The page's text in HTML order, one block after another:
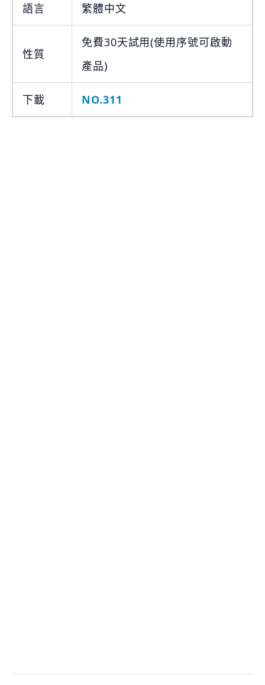
語言 繁體中文
性質
免費30天試用(使用序號可啟動
產品)
下載 NO.311